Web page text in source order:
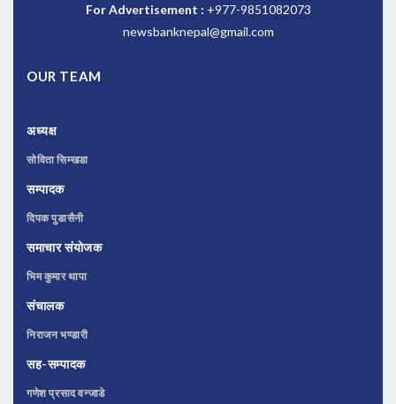
For Advertisement : +977-9851082073
newsbanknepal@gmail.com
OUR TEAM
अध्यक्ष
सोविता सिम्खडा
सम्पादक
दिपक पुडासैनी
समाचार संयोजक
भिम कुमार थापा
संचालक
निराजन भण्डारी
सह-सम्पादक
गणेश प्रसाद वन्जाडे